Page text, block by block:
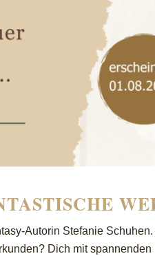
Autorin Stefanie
Dich mit